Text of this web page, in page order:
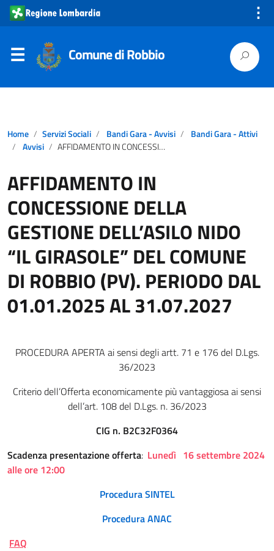
⋮
Comune di Robbio
Home Servizi Sociali Bandi Gara - Avvisi
Bandi Gara - Attivi
Avvisi
AFFIDAMENTO IN CONCESSIONE DELLA GESTIONE DELL’ASILO NIDO “IL GIRASOLE” DEL COMUNE DI ROBBIO (PV). PERIODO DAL 01.01.2025 AL 31.07.2027
AFFIDAMENTO IN
CONCESSIONE DELLA
GESTIONE DELL’ASILO NIDO
“IL GIRASOLE” DEL COMUNE
DI ROBBIO (PV). PERIODO DAL
01.01.2025 AL 31.07.2027
PROCEDURA APERTA ai sensi degli artt. 71 e 176 del D.Lgs.
36/2023
Criterio dell’Offerta economicamente più vantaggiosa ai sensi
dell’art. 108 del D.Lgs. n. 36/2023
CIG n. B2C32F0364
Scadenza presentazione offerta: Lunedì 16 settembre 2024
alle ore 12:00
Procedura SINTEL
Procedura ANAC
FAQ